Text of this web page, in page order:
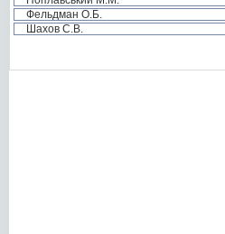
Фельдман О.Б.
Шахов С.В.